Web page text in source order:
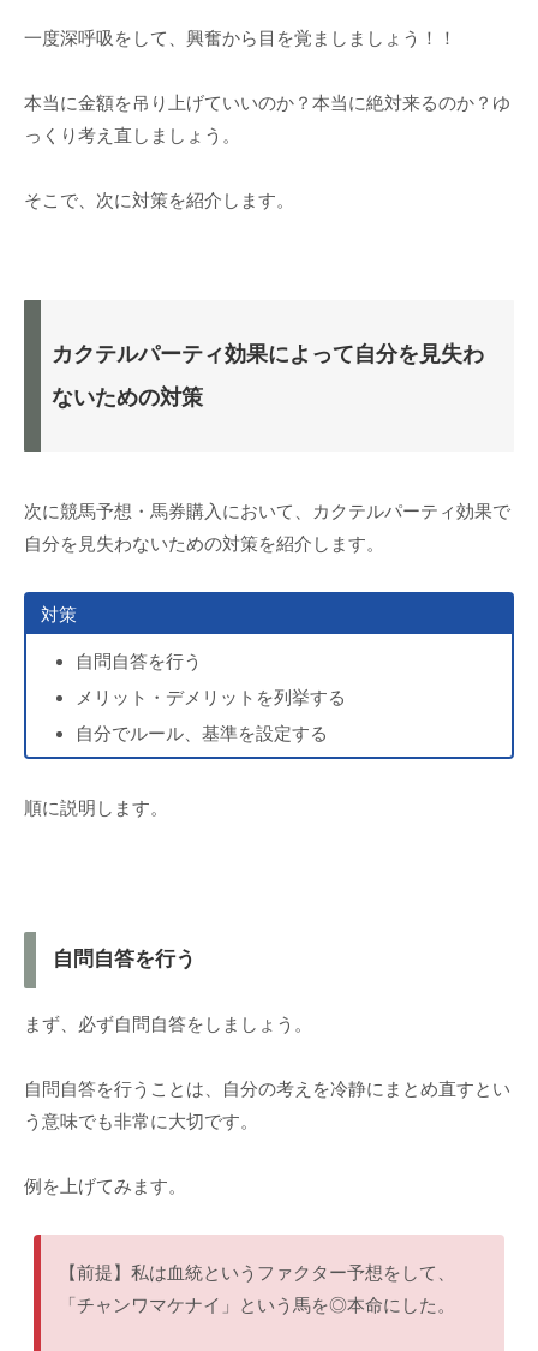
一度深呼吸をして、興奮から目を覚ましましょう！！
本当に金額を吊り上げていいのか？本当に絶対来るのか？ゆ
っくり考え直しましょう。
そこで、次に対策を紹介します。
カクテルパーティ効果によって自分を見失わ
ないための対策
次に競馬予想・馬券購入において、カクテルパーティ効果で
自分を見失わないための対策を紹介します。
対策
自問自答を行う
メリット・デメリットを列挙する
自分でルール、基準を設定する
順に説明します。
自問自答を行う
まず、必ず自問自答をしましょう。
自問自答を行うことは、自分の考えを冷静にまとめ直すとい
う意味でも非常に大切です。
例を上げてみます。
【前提】私は血統というファクター予想をして、
「チャンワマケナイ」という馬を◎本命にした。